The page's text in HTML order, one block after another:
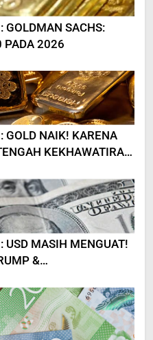
GOLDMAN SACHS:
PADA 2026
GOLD NAIK! KARENA
KEKHAWATIRAN
USD MASIH MENGUAT!
&